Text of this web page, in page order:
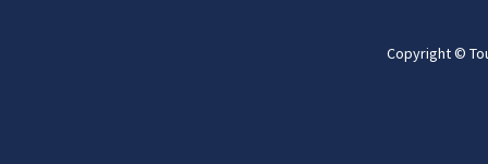
Copyright ©